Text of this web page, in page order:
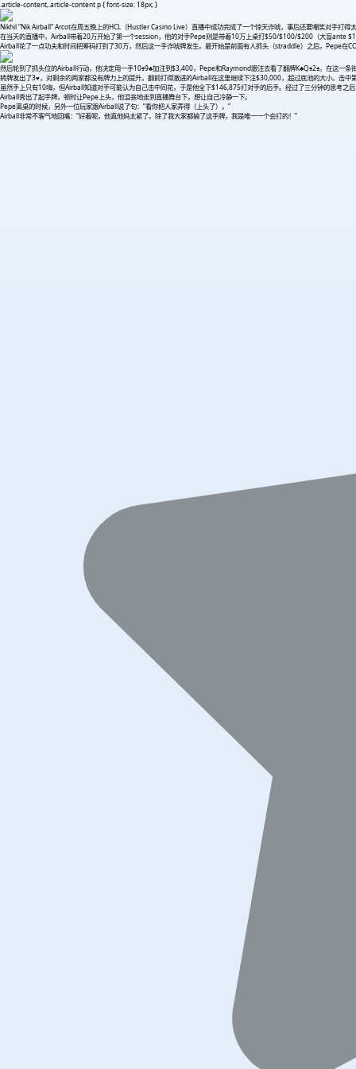
.article-content,.article-content p { font-size: 18px; }
Nikhil “Nik Airball” Arcot在周五晚上的HCL（Hustler Casino Live）直播中成功完成了一个惊天诈唬，事后还要嘲笑对手打得
在当天的直播中，Airball带着20万开始了第一个session，他的对手Pepe则是带着10万上桌打$50/$100/$200（大盲ante
Airball花了一点功夫和时间把筹码打到了30万，然后这一手诈唬牌发生。最开始是前面有人抓头（straddle）之后，Pepe
然后轮到了抓头位的Airball行动，他决定用一手10♠9♣加注到$3,400，Pepe和Raymond跟注去看了翻牌K♣Q♠2♠。在这一
转牌发出了3♥，对剩余的两家都没有牌力上的提升。翻前打得激进的Airball在这里继续下注$30,000，超过底池的大小。击
虽然手上只有10嗨，但Airball知道对手可能认为自己击中同花，于是他全下$146,875打对手的后手。经过了三分钟的思考之
Airball秀出了起手牌，顿时让Pepe上头，他沮丧地走到直播舞台下，想让自己冷静一下。
Pepe离桌的时候，另外一位玩家跟Airball说了句：“看你把人家弄得（上头了）。”
Airball非常不客气地回嘴：“好着呢，他真他妈太紧了。除了我大家都输了这手牌，我是唯一一个会打的！”